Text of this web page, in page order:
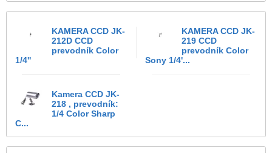
KAMERA CCD JK-
212D CCD
prevodník Color
1/4''
KAMERA CCD JK-
219 CCD
prevodník Color
Sony 1/4'...
Kamera CCD JK-
218 , prevodník:
1/4 Color Sharp
C...